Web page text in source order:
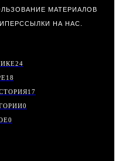
МАТЕРИАЛОВ
НА НАС.
24
18
17
0
0